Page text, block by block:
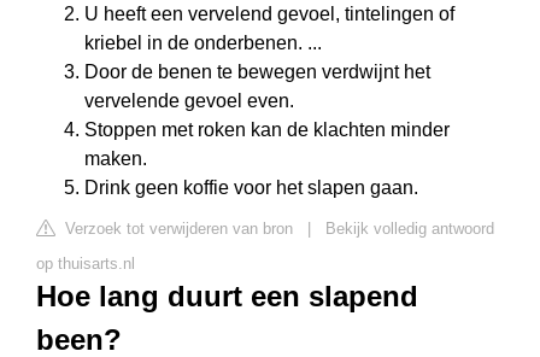
U heeft een vervelend gevoel, tintelingen of
kriebel in de onderbenen. ...
Door de benen te bewegen verdwijnt het
vervelende gevoel even.
Stoppen met roken kan de klachten minder
maken.
Drink geen koffie voor het slapen gaan.
Verzoek tot verwijderen van bron
Bekijk volledig antwoord
op thuisarts.nl
Hoe lang duurt een slapend
been?